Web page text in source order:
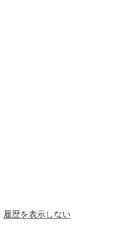
履歴を表示しない